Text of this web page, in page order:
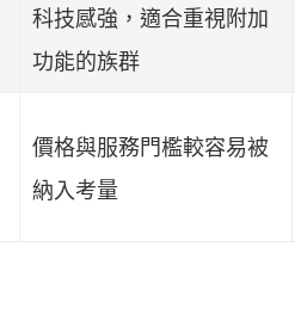
科技感強，適合重視附加
功能的族群
價格與服務門檻較容易被
納入考量